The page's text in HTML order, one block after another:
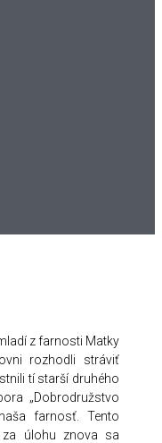
z farnosti Matky
rozhodli stráviť
tí starší druhého
„Dobrodružstvo
farnosť. Tento
úlohu znova sa